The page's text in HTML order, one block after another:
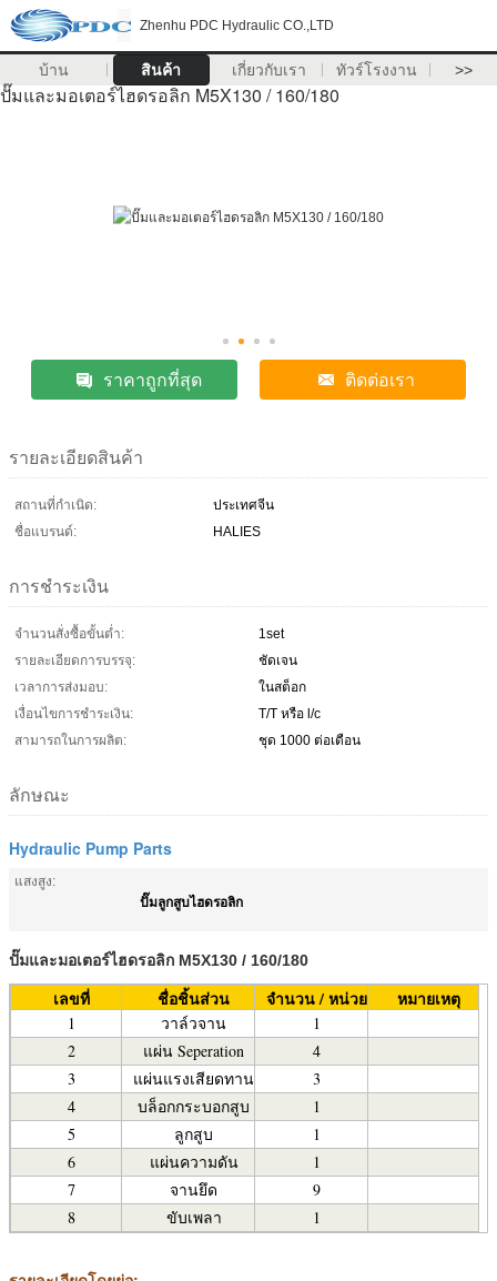
Zhenhu PDC Hydraulic CO.,LTD
บ้าน สินค้า เกี่ยวกับเรา ทัวร์โรงงาน >>
ปั๊มและมอเตอร์ไฮดรอลิก M5X130 / 160/180
ราคาถูกที่สุด ติดต่อเรา
รายละเอียดสินค้า
สถานที่กำเนิด:
ประเทศจีน
ชื่อแบรนด์:
HALIES
การชำระเงิน
จำนวนสั่งซื้อขั้นต่ำ:
1set
รายละเอียดการบรรจุ:
ชัดเจน
เวลาการส่งมอบ:
ในสต็อก
เงื่อนไขการชำระเงิน:
T/T หรือ l/c
สามารถในการผลิต:
ชุด 1000 ต่อเดือน
ลักษณะ
Hydraulic Pump Parts
แสงสูง:
ปั๊มลูกสูบไฮดรอลิก
ปั๊มและมอเตอร์ไฮดรอลิก M5X130 / 160/180
เลขที่ ชื่อชิ้นส่วน จำนวน / หน่วย หมายเหตุ
1 วาล์วจาน
1
2
แผ่น Seperation
4
3
แผ่นแรงเสียดทาน
3
4
บล็อกกระบอกสูบ
1
5
ลูกสูบ
1
6
แผ่นความดัน
1
7
จานยึด
9
8
ขับเพลา 1